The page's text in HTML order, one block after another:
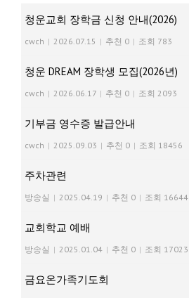
청운교회 장학금 신청 안내(2026)
cwch | 2026.07.15 | 추천 0 | 조회 783
청운 DREAM 장학생 모집(2026년)
cwch | 2026.06.17 | 추천 0 | 조회 2093
기부금 영수증 발급안내
cwch | 2025.09.03 | 추천 0 | 조회 18456
주차관련
방송실 | 2025.04.19 | 추천 0 | 조회 16644
교회학교 예배
방송실 | 2025.01.04 | 추천 0 | 조회 17023
금요온가족기도회